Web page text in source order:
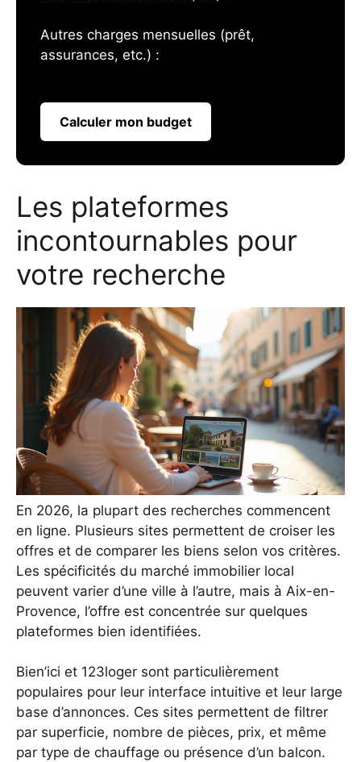
Autres charges mensuelles (prêt,
assurances, etc.) :
Calculer mon budget
Les plateformes
incontournables pour
votre recherche
En 2026, la plupart des recherches commencent
en ligne. Plusieurs sites permettent de croiser les
offres et de comparer les biens selon vos critères.
Les spécificités du marché immobilier local
peuvent varier d’une ville à l’autre, mais à Aix-en-
Provence, l’offre est concentrée sur quelques
plateformes bien identifiées.
Bien’ici et 123loger sont particulièrement
populaires pour leur interface intuitive et leur large
base d’annonces. Ces sites permettent de filtrer
par superficie, nombre de pièces, prix, et même
par type de chauffage ou présence d’un balcon.